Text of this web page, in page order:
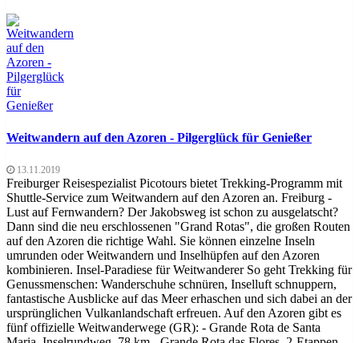
Weitwandern auf den Azoren - Pilgerglück für Genießer
13.11.2019
Freiburger Reisespezialist Picotours bietet Trekking-Programm mit
Shuttle-Service zum Weitwandern auf den Azoren an. Freiburg -
Lust auf Fernwandern? Der Jakobsweg ist schon zu ausgelatscht?
Dann sind die neu erschlossenen "Grand Rotas", die großen Routen
auf den Azoren die richtige Wahl. Sie können einzelne Inseln
umrunden oder Weitwandern und Inselhüpfen auf den Azoren
kombinieren. Insel-Paradiese für Weitwanderer So geht Trekking für
Genussmenschen: Wanderschuhe schnüren, Inselluft schnuppern,
fantastische Ausblicke auf das Meer erhaschen und sich dabei an der
ursprünglichen Vulkanlandschaft erfreuen. Auf den Azoren gibt es
fünf offizielle Weitwanderwege (GR): - Grande Rota de Santa